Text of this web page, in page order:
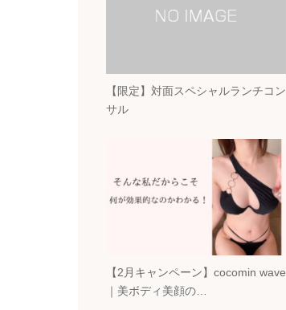
【限定】対面スペシャルランチコン
サル
【2月キャンペーン】cocomin wave
｜美ボディ美顔の…